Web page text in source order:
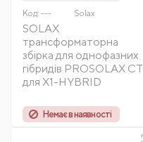
Код: --- Solax
SOLAX
трансформаторна
збірка для однофазних
гібридів PROSOLAX CT
для X1-HYBRID
Немає в наявності